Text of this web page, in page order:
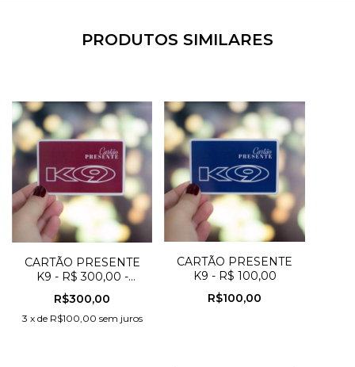
PRODUTOS SIMILARES
CARTÃO PRESENTE
K9 - R$ 300,00 -
FZN50IK
R$300,00
3 x de R$100,00 sem juros
CARTÃO PRESENTE
K9 - R$ 100,00
R$100,00